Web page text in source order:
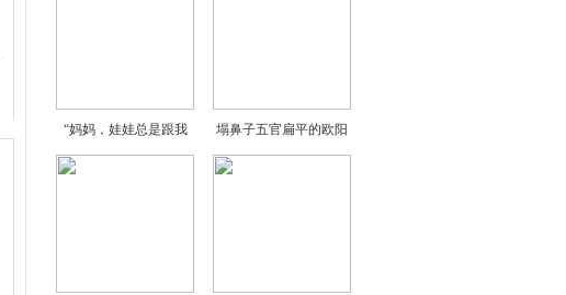
“妈妈，娃娃总是跟我 塌鼻子五官扁平的欧阳